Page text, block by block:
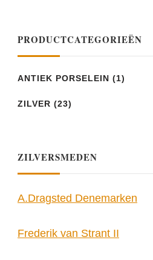
PRODUCTCATEGORIEËN
ANTIEK PORSELEIN (1)
ZILVER (23)
ZILVERSMEDEN
A.Dragsted Denemarken
Frederik van Strant II